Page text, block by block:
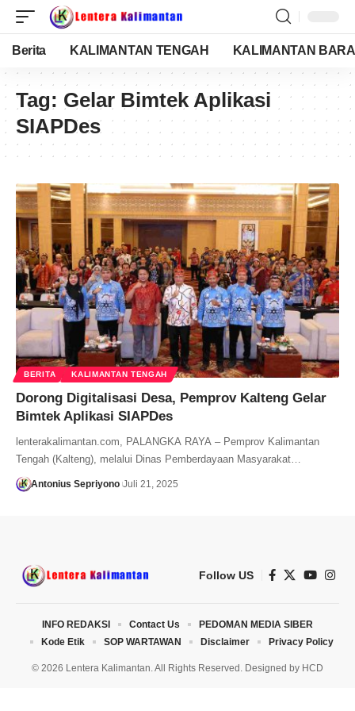
Berita KALIMANTAN TENGAH KALIMANTAN
Tag: Gelar Bimtek Aplikasi
SIAPDes
BERITA KALIMANTAN TENGAH
Dorong Digitalisasi Desa, Pemprov Kalteng Gelar
Bimtek Aplikasi SIAPDes
lenterakalimantan.com, PALANGKA RAYA – Pemprov Kalimantan
Tengah (Kalteng), melalui Dinas Pemberdayaan Masyarakat…
Antonius Sepriyono Juli 21, 2025
Follow US
© 2026 Lentera Kalimantan. All Rights Reserved. Designed by HCD
INFO REDAKSI Contact Us
PEDOMAN MEDIA SIBER
Kode Etik
SOP WARTAWAN Disclaimer Privacy Policy